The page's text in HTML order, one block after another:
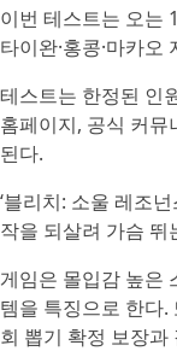
이번 테스트는 오는
타이완·홍콩·마카
테스트는 한정된 인
홈페이지, 공식 커
된다.
‘블리치: 소울 레조
작을 되살려 가슴 뛰
게임은 몰입감 높은
템을 특징으로 한다
회 뽑기 확정 보장